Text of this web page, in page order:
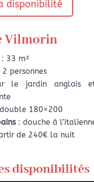
Vilmorin
: 33 m²
2 personnes
le jardin anglais
180×200
: douche à
de 240€ la nuit
disponibilités